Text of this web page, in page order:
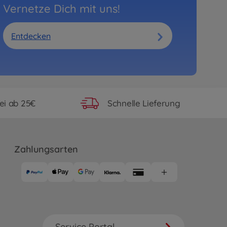
T1 Rot von BIG
€ 99,00 €
Vernetze Dich mit uns!
Entdecken
ab 25€ Schnelle Lieferung
Zahlungsarten